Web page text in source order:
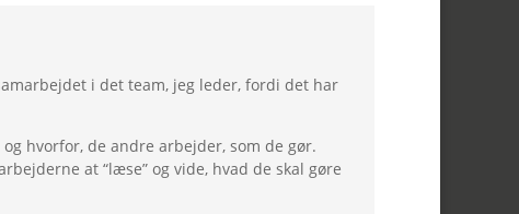
i det team, jeg leder, fordi det har
hvorfor, de andre arbejder, som de gør.
at “læse” og vide, hvad de skal gøre